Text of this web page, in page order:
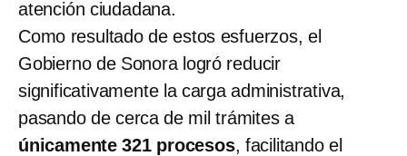
atención ciudadana.
Como resultado de estos esfuerzos, el
Gobierno de Sonora logró reducir
significativamente la carga administrativa,
pasando de cerca de mil trámites a
únicamente 321 procesos, facilitando el